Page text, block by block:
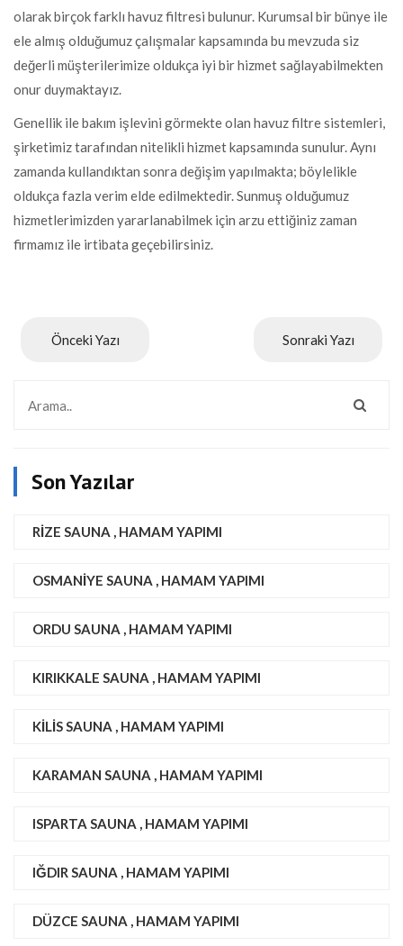
Son Yazılar
RIZE SAUNA , HAMAM YAPIMI
OSMANIYE SAUNA , HAMAM YAPIMI
ORDU SAUNA , HAMAM YAPIMI
KIRIKKALE SAUNA , HAMAM YAPIMI
KILIS SAUNA , HAMAM YAPIMI
KARAMAN SAUNA , HAMAM YAPIMI
ISPARTA SAUNA , HAMAM YAPIMI
IĞDIR SAUNA , HAMAM YAPIMI
DÜZCE SAUNA , HAMAM YAPIMI
olarak birçok farklı havuz filtresi bulunur. Kurumsal bir bünye ile
ele almış olduğumuz çalışmalar kapsamında bu mevzuda siz
değerli müşterilerimize oldukça iyi bir hizmet sağlayabilmekten
onur duymaktayız.
Genellik ile bakım işlevini görmekte olan havuz filtre sistemleri,
şirketimiz tarafından nitelikli hizmet kapsamında sunulur. Aynı
zamanda kullandıktan sonra değişim yapılmakta; böylelikle
oldukça fazla verim elde edilmektedir. Sunmuş olduğumuz
hizmetlerimizden yararlanabilmek için arzu ettiğiniz zaman
firmamız ile irtibata geçebilirsiniz.
Önceki Yazı Sonraki Yazı